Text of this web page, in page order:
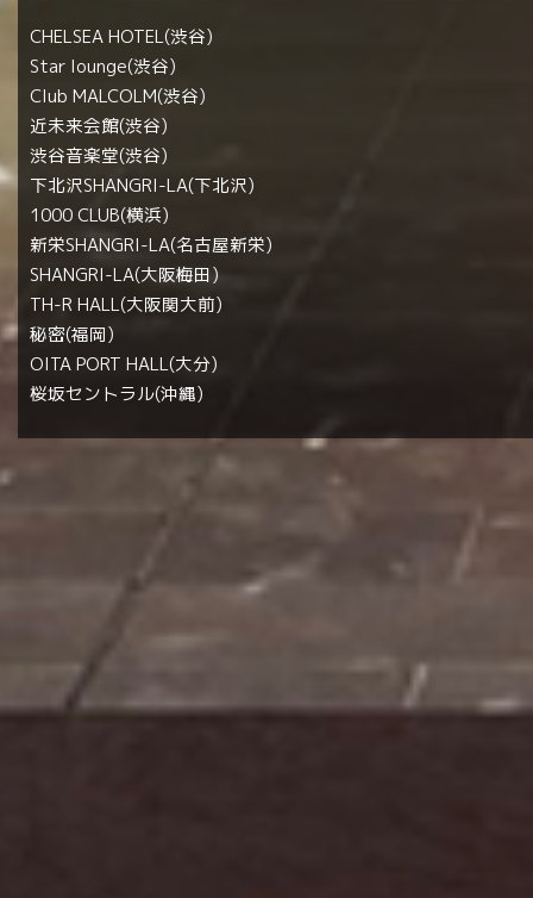
CHELSEA HOTEL(渋谷)
Star lounge(渋谷)
Club MALCOLM(渋谷)
近未来会館(渋谷)
渋谷音楽堂(渋谷)
下北沢SHANGRI-LA(下北沢)
1000 CLUB(横浜)
新栄SHANGRI-LA(名古屋新栄)
SHANGRI-LA(大阪梅田)
TH-R HALL(大阪関大前)
秘密(福岡)
OITA PORT HALL(大分)
桜坂セントラル(沖縄)